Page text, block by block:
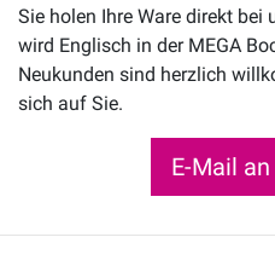
Sie holen Ihre Ware direkt bei
wird Englisch in der MEGA
Neukunden sind herzlich
sich auf Sie.
E-Mail